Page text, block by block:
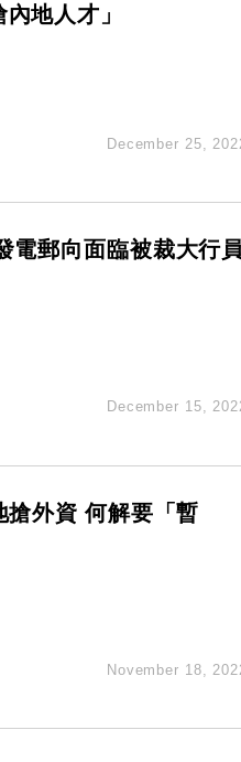
地人才」
December 25,
電郵向面臨被裁大行
December 15,
外資 何解要「暫
November 18,